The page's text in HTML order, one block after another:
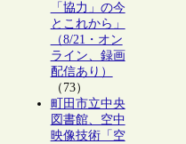
「協力」の今
とこれから」
（8/21・オン
ライン、録画
配信あり）
（73）
町田市立中央
図書館、空中
映像技術「空